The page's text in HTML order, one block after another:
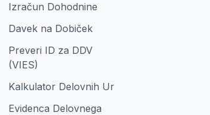
Izračun Dohodnine
Davek na Dobiček
Preveri ID za DDV
(VIES)
Kalkulator Delovnih Ur
Evidenca Delovnega